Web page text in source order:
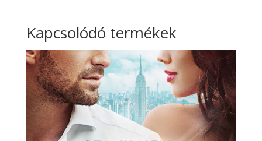
Kapcsolódó termékek